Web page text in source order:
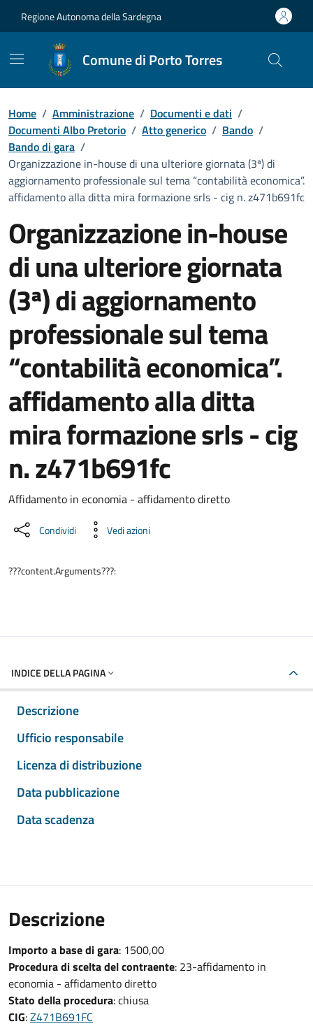
Regione Autonoma della Sardegna
Comune di Porto Torres
Home / Amministrazione / Documenti e dati /
Documenti Albo Pretorio / Atto generico / Bando /
Bando di gara /
Organizzazione in-house di una ulteriore giornata (3ª) di
aggiornamento professionale sul tema “contabilità economica”.
affidamento alla ditta mira formazione srls - cig n. z471b691fc
Organizzazione in-house
di una ulteriore giornata
(3ª) di aggiornamento
professionale sul tema
“contabilità economica”.
affidamento alla ditta
mira formazione srls - cig
n. z471b691fc
Dettaglio del documento
Affidamento in economia - affidamento diretto
Condividi Vedi azioni
???content.Arguments???:
INDICE DELLA PAGINA
Descrizione
Ufficio responsabile
Licenza di distribuzione
Data pubblicazione
Data scadenza
Descrizione
Importo a base di gara: 1500,00
Procedura di scelta del contraente: 23-affidamento in
economia - affidamento diretto
Stato della procedura: chiusa
CIG:Z471B691FC